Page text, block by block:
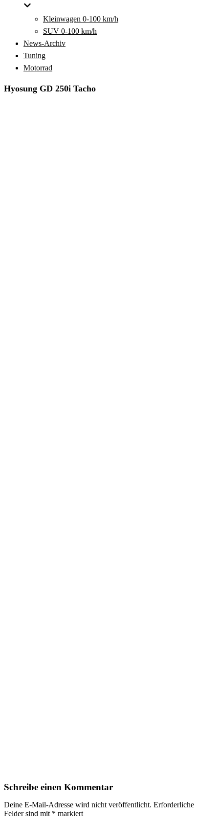
Kleinwagen 0-100 km/h
SUV 0-100 km/h
News-Archiv
Tuning
Motorrad
Hyosung GD 250i Tacho
Schreibe einen Kommentar
Deine E-Mail-Adresse wird nicht veröffentlicht. Erforderliche
Felder sind mit * markiert